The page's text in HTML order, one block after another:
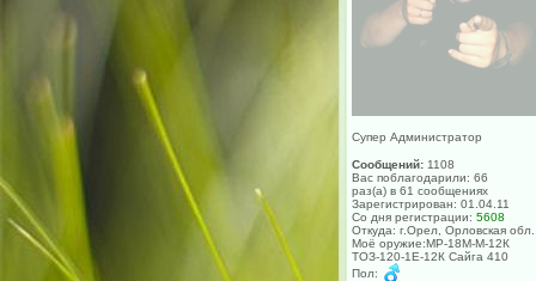
Супер Администратор
Сообщений: 1108
Вас поблагодарили: 66
раз(а) в 61 сообщениях
Зарегистрирован: 01.04.11
Со дня регистрации: 5608
Откуда: г.Орел, Орловская
Моё оружие:МР-18М-М-12К
ТОЗ-120-1Е-12К Сайга 410
Пол: